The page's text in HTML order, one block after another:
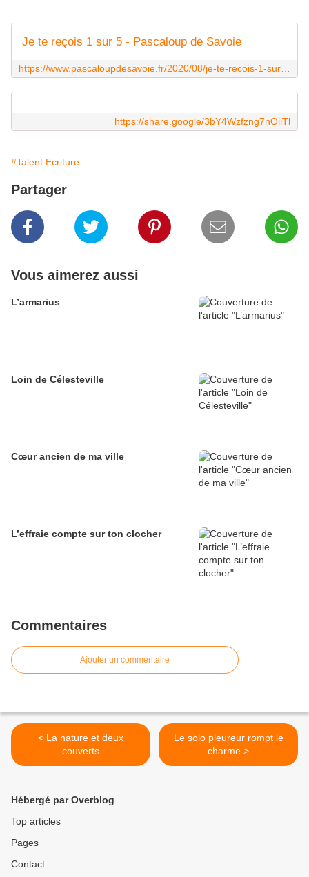
Je te reçois 1 sur 5 - Pascaloup de Savoie
https://share.google/3bY4Wzfzng7nOiiTl
#Talent Ecriture
Partager
Vous aimerez aussi
L’armarius
Loin de Célesteville
Cœur ancien de ma ville
L’effraie compte sur ton clocher
Commentaires
Ajouter un commentaire
< La nature et deux
couverts
Le solo pleureur rompt le
charme >
Hébergé par Overblog
Top articles
Pages
Contact